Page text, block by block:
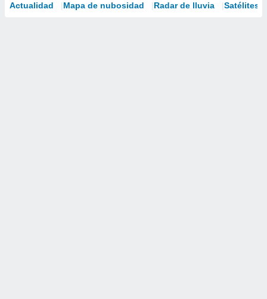
Actualidad Mapa de nubosidad Radar de lluvia Satélites